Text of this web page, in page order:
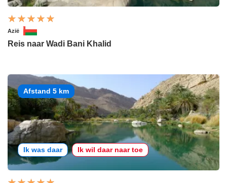
Azië
Reis naar Wadi Bani Khalid
Afstand 5 km
Ik was daar Ik wil daar naar toe